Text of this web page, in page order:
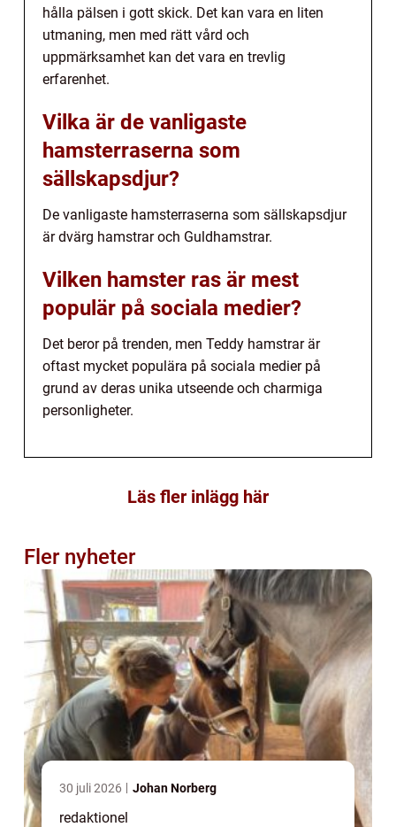
hålla pälsen i gott skick. Det kan vara en liten
utmaning, men med rätt vård och
uppmärksamhet kan det vara en trevlig
erfarenhet.
Vilka är de vanligaste
hamsterraserna som
sällskapsdjur?
De vanligaste hamsterraserna som sällskapsdjur
är dvärg hamstrar och Guldhamstrar.
Vilken hamster ras är mest
populär på sociala medier?
Det beror på trenden, men Teddy hamstrar är
oftast mycket populära på sociala medier på
grund av deras unika utseende och charmiga
personligheter.
Läs fler inlägg här
Fler nyheter
30 juli 2026 Johan Norberg
redaktionel